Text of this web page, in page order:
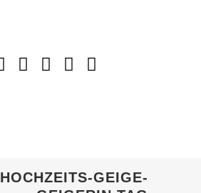
HOCHZEITS-GEIGE-